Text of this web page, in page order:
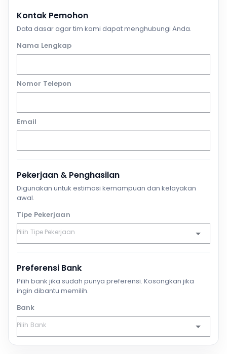
Kontak Pemohon
Data dasar agar tim kami dapat menghubungi Anda.
Nama Lengkap
Nomor Telepon
Email
Pekerjaan & Penghasilan
Digunakan untuk estimasi kemampuan dan kelayakan
awal.
Tipe Pekerjaan
Preferensi Bank
Pilih bank jika sudah punya preferensi. Kosongkan jika
ingin dibantu memilih.
Bank